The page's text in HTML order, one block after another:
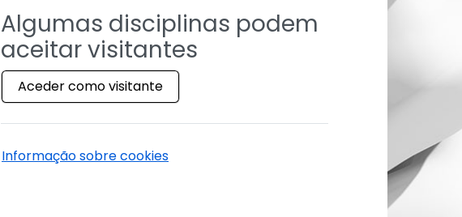
Algumas disciplinas podem
aceitar visitantes
Aceder como visitante
Informação sobre cookies